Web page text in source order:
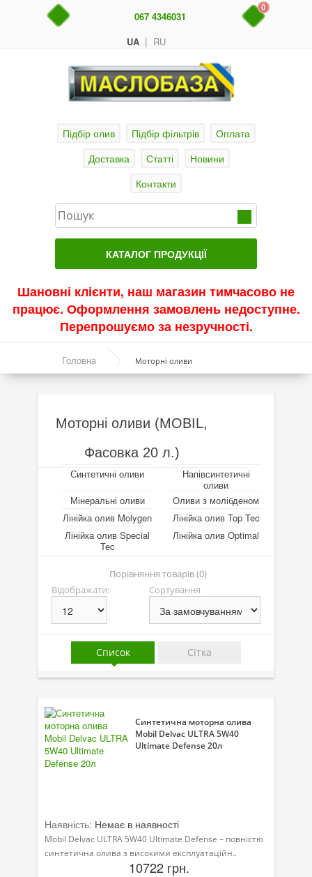
UA | RU
067 4346031
0
Підбір олив Підбір фільтрів
Оплата
Доставка
Статті
Новини
Контакти
КАТАЛОГ ПРОДУКЦІЇ
Актуальні продукти
Акції
Моторні оливи
Напівсинтетичні оливи
Мінеральні оливи
Оливи з молібденом
Лінійка олив Molygen
Лінійка олив Top Tec
Лінійка олив Special Tec
Лінійка олив Optimal
Присадки
Присадки до систем охолодження
Автокосметика
Трансмісійні оливи
Сервісні продукти
Догляд за кондиціонером
Клеї і герметики
Шановні клієнти, наш магазин тимчасово не
працює. Оформлення замовлень недоступне.
Перепрошуємо за незручності.
Головна Моторні оливи
Моторні оливи (MOBIL,
Фасовка 20 л.)
Синтетичні оливи
Напівсинтетичні
оливи
Мінеральні оливи
Оливи з молібденом
Лінійка олив Molygen
Лінійка олив Top Tec
Лінійка олив Special
Tec
Лінійка олив Optimal
Порівняння товарів (0)
Відображати:
Сортування
Список Сітка
Синтетична моторна олива
Mobil Delvac ULTRA 5W40
Ultimate Defense 20л
Наявність: Немає в наявності
Mobil Delvac ULTRA 5W40 Ultimate Defense – повністю
синтетична олива з високими експлуатаційн..
10722 грн.